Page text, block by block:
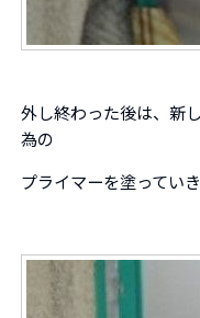
外し終わった後は、新
為の
プライマーを塗っていき